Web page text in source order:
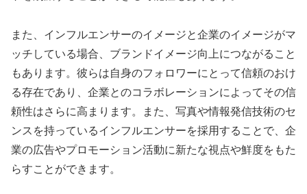
また、インフルエンサーのイメージと企業のイメージがマ
ッチしている場合、ブランドイメージ向上につながること
もあります。彼らは自身のフォロワーにとって信頼のおけ
る存在であり、企業とのコラボレーションによってその信
頼性はさらに高まります。また、写真や情報発信技術のセ
ンスを持っているインフルエンサーを採用することで、企
業の広告やプロモーション活動に新たな視点や鮮度をもた
らすことができます。